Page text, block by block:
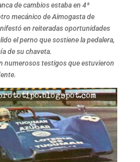
de cambios estaba en 4ª
mecánico de Aimogasta de
en reiteradas oportunidades
el perno que sostiene la pedalera,
de su chaveta.
numerosos testigos que estuvieron